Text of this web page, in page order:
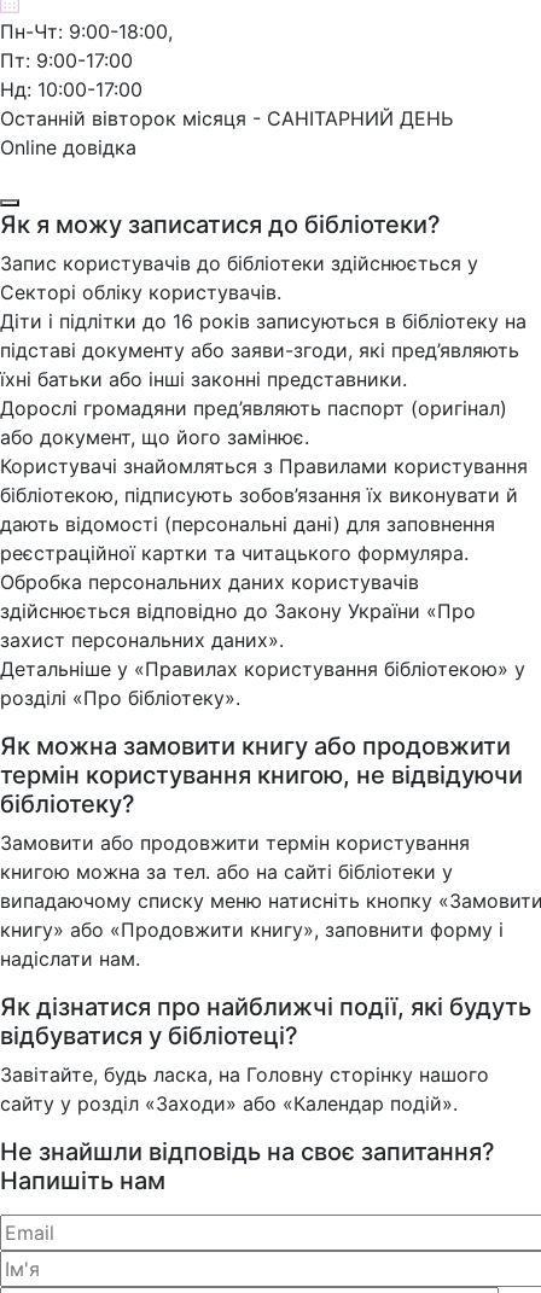
Пн-Чт: 9:00-18:00,
Пт: 9:00-17:00
Нд: 10:00-17:00
Останній вівторок місяця - САНІТАРНИЙ ДЕНЬ
Online довідка
Як я можу записатися до бібліотеки?
Запис користувачів до бібліотеки здійснюється у
Секторі обліку користувачів.
Діти і підлітки до 16 років записуються в бібліотеку на
підставі документу або заяви-згоди, які пред’являють
їхні батьки або інші законні представники.
Дорослі громадяни пред’являють паспорт (оригінал)
або документ, що його замінює.
Користувачі знайомляться з Правилами користування
бібліотекою, підписують зобов’язання їх виконувати й
дають відомості (персональні дані) для заповнення
реєстраційної картки та читацького формуляра.
Обробка персональних даних користувачів
здійснюється відповідно до Закону України «Про
захист персональних даних».
Детальніше у «Правилах користування бібліотекою» у
розділі «Про бібліотеку».
Як можна замовити книгу або продовжити
термін користування книгою, не відвідуючи
бібліотеку?
Замовити або продовжити термін користування
книгою можна за тел. або на сайті бібліотеки у
випадаючому списку меню натисніть кнопку
книгу» або «Продовжити книгу», заповнити форму і
надіслати нам.
Як дізнатися про найближчі події, які будуть
відбуватися у бібліотеці?
Завітайте, будь ласка, на Головну сторінку нашого
сайту у розділ «Заходи» або «Календар подій».
Не знайшли відповідь на своє запитання?
Напишіть нам